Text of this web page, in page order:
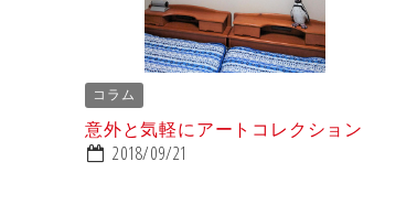
コラム
意外と気軽にアートコレクション
2018/09/21